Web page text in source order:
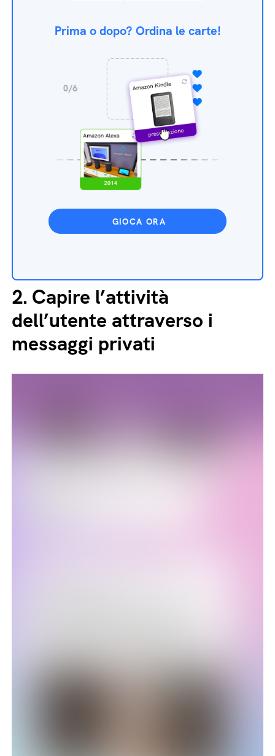
Prima o dopo? Ordina le carte!
GIOCA ORA
2. Capire l’attività
dell’utente attraverso i
messaggi privati